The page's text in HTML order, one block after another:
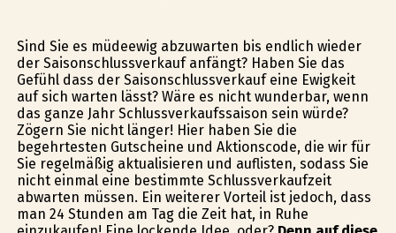
Sind Sie es müdeewig abzuwarten bis endlich wieder
der Saisonschlussverkauf anfängt? Haben Sie das
Gefühl dass der Saisonschlussverkauf eine Ewigkeit
auf sich warten lässt? Wäre es nicht wunderbar, wenn
das ganze Jahr Schlussverkaufssaison sein würde?
Zögern Sie nicht länger! Hier haben Sie die
begehrtesten Gutscheine und Aktionscode, die wir für
Sie regelmäßig aktualisieren und auflisten, sodass Sie
nicht einmal eine bestimmte Schlussverkaufzeit
abwarten müssen. Ein weiterer Vorteil ist jedoch, dass
man 24 Stunden am Tag die Zeit hat, in Ruhe